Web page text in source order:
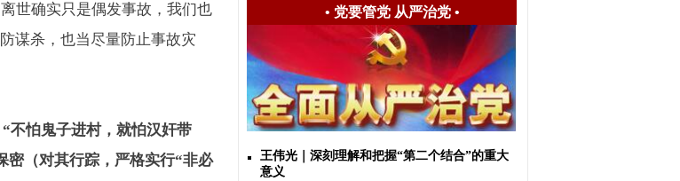
世确实只是偶发事故，我们也
谋杀，也当尽量防止事故灾
不怕鬼子进村，就怕汉奸带
密（对其行踪，严格实行“非必
• 党要管党 从严治党•
王伟光｜深刻理解和把握“第二个结合”的重大
意义